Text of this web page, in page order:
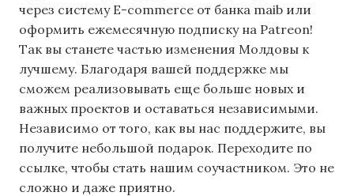
через систему E-commerce от банка maib или
оформить ежемесячную подписку на Patreon!
Так вы станете частью изменения Молдовы к
лучшему. Благодаря вашей поддержке мы
сможем реализовывать еще больше новых и
важных проектов и оставаться независимыми.
Независимо от того, как вы нас поддержите, вы
получите небольшой подарок. Переходите по
ссылке, чтобы стать нашим соучастником. Это не
сложно и даже приятно.